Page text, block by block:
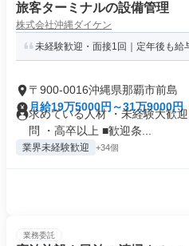
旅客ターミナルの設備管理
株式会社沖縄ダイケン
未経験歓迎・面接1回｜定年後も給
〒900-0016沖縄県那覇市前島
月給19万5000円～31万9000円
求めている人材 ・未経験大歓
問 ・高卒以上 ■歓迎条...
業界未経験歓迎 +34個
業務委託